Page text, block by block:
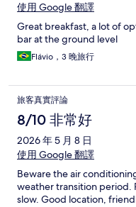
使用 Google 翻譯
Great breakfast, a lot of
bar at the ground level
Flávio，3 晚旅行
旅客真實評論
8/10 非常好
2026 年 5 月 8 日
使用 Google 翻譯
Beware the air
weather transition period.
slow. Good location,